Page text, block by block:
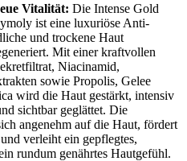
Vitalität: Die Intense Gold
ist eine luxuriöse Anti-
und trockene Haut
Mit einer kraftvollen
Niacinamid,
sowie Propolis, Gelee
wird die Haut gestärkt, intensiv
sichtbar geglättet. Die
angenehm auf die Haut, fördert
verleiht ein gepflegtes,
rundum genährtes Hautgefühl.